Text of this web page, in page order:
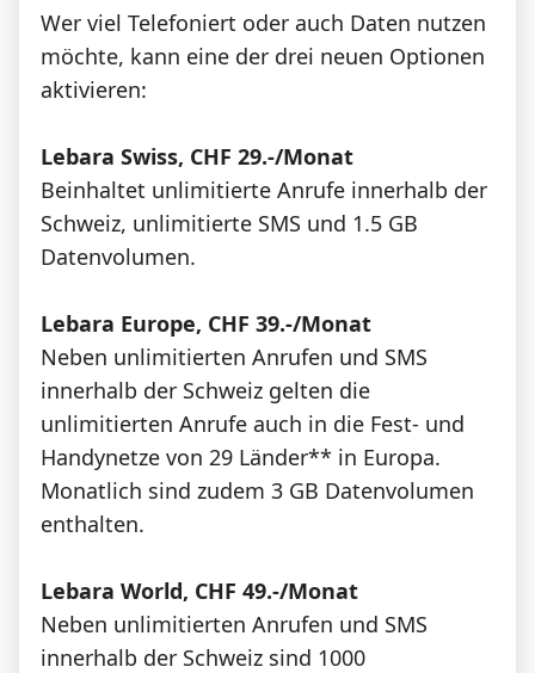
Wer viel Telefoniert oder auch Daten nutzen
möchte, kann eine der drei neuen Optionen
aktivieren:
Lebara Swiss, CHF 29.-/Monat
Beinhaltet unlimitierte Anrufe innerhalb der
Schweiz, unlimitierte SMS und 1.5 GB
Datenvolumen.
Lebara Europe, CHF 39.-/Monat
Neben unlimitierten Anrufen und SMS
innerhalb der Schweiz gelten die
unlimitierten Anrufe auch in die Fest- und
Handynetze von 29 Länder** in Europa.
Monatlich sind zudem 3 GB Datenvolumen
enthalten.
Lebara World, CHF 49.-/Monat
Neben unlimitierten Anrufen und SMS
innerhalb der Schweiz sind 1000